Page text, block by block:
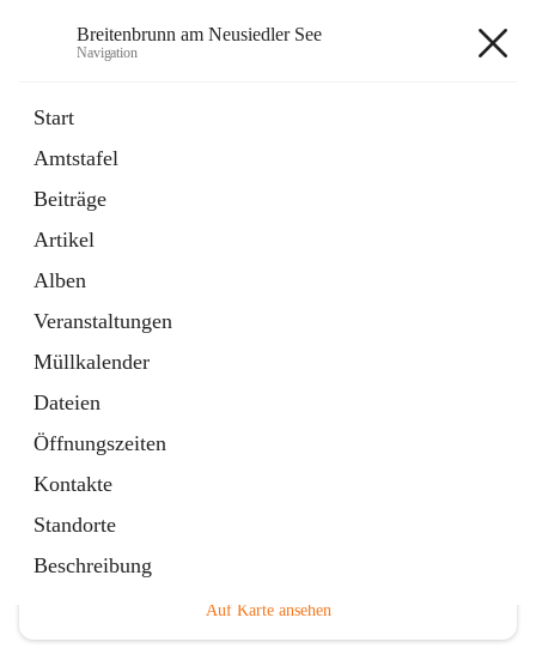
Breitenbrunn am Neusiedler See
Navigation
Start
Amtstafel
Beiträge
Artikel
Alben
Veranstaltungen
Müllkalender
Dateien
Öffnungszeiten
Kontakte
Standorte
Beschreibung
18 Schnellzugriffe
Gemeindeservice
Auf Karte ansehen